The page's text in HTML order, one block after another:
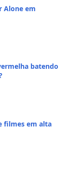
Alone em
batendo
filmes em alta